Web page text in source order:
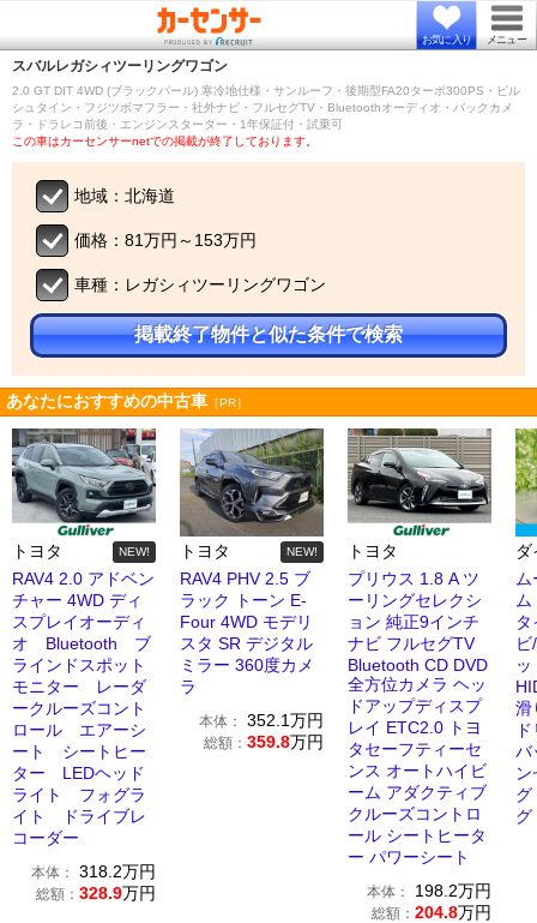
お気に入り メニュー
スバルレガシィツーリングワゴン
2.0 GT DIT 4WD (ブラックパール) 寒冷地仕様・サンルーフ・後期型FA20ターボ300PS・ビル
シュタイン・フジツボマフラー・社外ナビ・フルセグTV・Bluetoothオーディオ・バックカメ
ラ・ドラレコ前後・エンジンスターター・1年保証付・試乗可
この車はカーセンサーnetでの掲載が終了しております。
地域：北海道
価格：81万円～153万円
車種：レガシィツーリングワゴン
掲載終了物件と似た条件で検索
あなたにおすすめの中古車 ［PR］
トヨタ NEW!
RAV4 2.0 アドベン
チャー 4WD ディ
スプレイオーディ
オ Bluetooth ブ
ラインドスポット
モニター レーダ
ークルーズコント
ロール エアーシ
ート シートヒー
ター LEDヘッド
ライト フォグラ
イト ドライブレ
コーダー
本体： 318.2万円
総額： 328.9万円
トヨタ NEW!
RAV4 PHV 2.5 ブ
ラック トーン E-
Four 4WD モデリ
スタ SR デジタル
ミラー 360度カメ
ラ
本体： 352.1万円
総額： 359.8万円
トヨタ
プリウス 1.8 A ツ
ーリングセレクシ
ョン 純正9インチ
ナビ フルセグTV
Bluetooth CD DVD
全方位カメラ ヘッ
ドアップディスプ
レイ ETC2.0 トヨ
タセーフティーセ
ンス オートハイビ
ーム アダクティブ
クルーズコントロ
ール シートヒータ
ー パワーシート
本体： 198.2万円
総額： 204.8万円
滑
バ
グ
グ